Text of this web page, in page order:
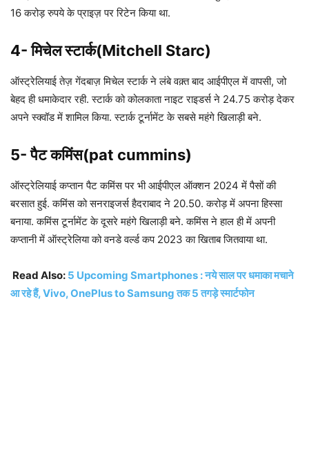
16 करोड़ रुपये के प्राइज़ पर रिटेन किया था.
4- मिचेल स्टार्क(Mitchell Starc)
ऑस्ट्रेलियाई तेज़ गेंदबाज़ मिचेल स्टार्क ने लंबे वक़्त बाद आईपीएल में वापसी, जो
बेहद ही धमाकेदार रही. स्टार्क को कोलकाता नाइट राइडर्स ने 24.75 करोड़ देकर
अपने स्क्वॉड में शामिल किया. स्टार्क टूर्नामेंट के सबसे महंगे खिलाड़ी बने.
5- पैट कमिंस(pat cummins)
ऑस्ट्रेलियाई कप्तान पैट कमिंस पर भी आईपीएल ऑक्शन 2024 में पैसों की
बरसात हुई. कमिंस को सनराइजर्स हैदराबाद ने 20.50. करोड़ में अपना हिस्सा
बनाया. कमिंस टूर्नामेंट के दूसरे महंगे खिलाड़ी बने. कमिंस ने हाल ही में अपनी
कप्तानी में ऑस्ट्रेलिया को वनडे वर्ल्ड कप 2023 का खिताब जितवाया था.
Read Also: 5 Upcoming Smartphones : नये साल पर धमाका मचाने
आ रहे हैं, Vivo, OnePlus to Samsung तक 5 तगड़े स्मार्टफोन